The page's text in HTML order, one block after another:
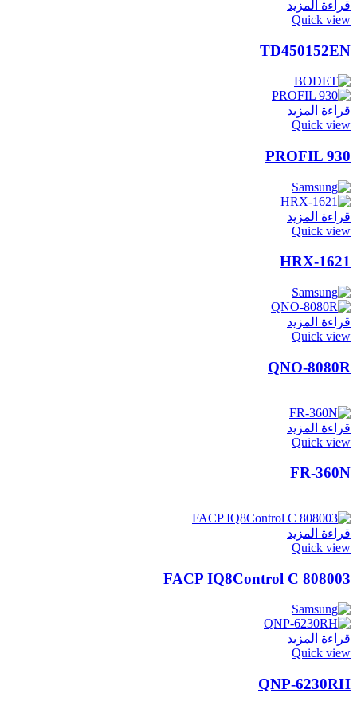
قراءة المزيد
Quick view
TD450152EN
قراءة المزيد
Quick view
PROFIL 930
قراءة المزيد
Quick view
HRX-1621
قراءة المزيد
Quick view
QNO-8080R
قراءة المزيد
Quick view
FR-360N
قراءة المزيد
Quick view
FACP IQ8Control C 808003
قراءة المزيد
Quick view
QNP-6230RH